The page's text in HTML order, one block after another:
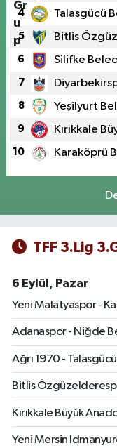
4 Talasgücü
5 Bitlis
6 Silifke
7
8 Yeşilyurt
9 Kırıkkale
10 Karaköprü
TFF 3.Lig
6 Eylül, Pazar
Yeni Malatyaspor -
Adanaspor - Niğde
Ağrı 1970 -
Bitlis
Kırıkkale Büyük
Yeni Mersin